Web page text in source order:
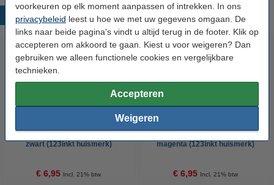
voorkeuren op elk moment aanpassen of intrekken. In ons
privacybeleid leest u hoe we met uw gegevens omgaan. De
links naar beide pagina's vindt u altijd terug in de footer. Klik op
accepteren om akkoord te gaan. Kiest u voor weigeren? Dan
gebruiken we alleen functionele cookies en vergelijkbare
technieken.
Accepteren
Weigeren
Populaire producten
Epson 664 (T6641) inktfles
zwart (123inkt huismerk)
€ 6,95 Incl. 21% btw
Epson 664 (T6643) inktfles
magenta (123inkt huismerk)
€ 6,95 Incl. 21% btw